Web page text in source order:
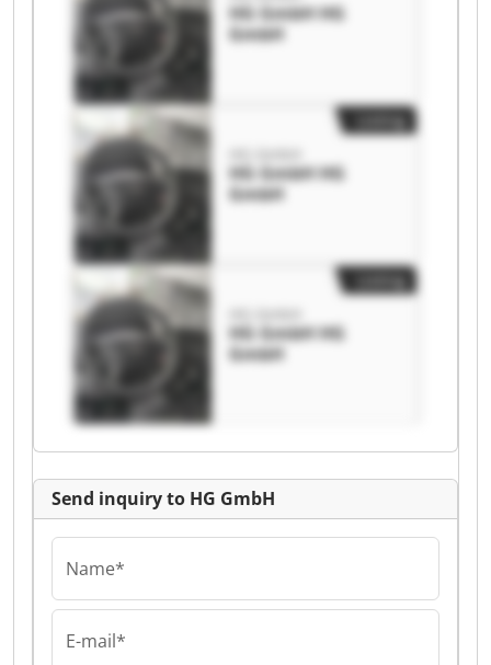
HG GmbH HG
GmbH
HG GmbH HG
GmbH
HG GmbH HG
GmbH
Send inquiry to HG GmbH
Name*
E-mail*